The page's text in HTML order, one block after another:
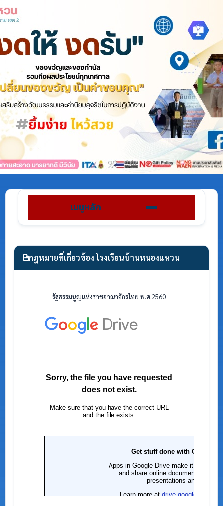
เมนูหลัก
กฎหมายที่เกี่ยวข้อง โรงเรียนบ้านหนองแหวน
รัฐธรรมนูญแห่งราชอาณาจักรไทย พ.ศ.2560